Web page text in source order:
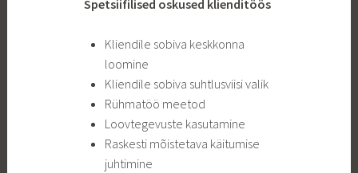
Spetsiifilised oskused klienditöös
Kliendile sobiva keskkonna
loomine
Kliendile sobiva suhtlusviisi valik
Rühmatöö meetod
Loovtegevuste kasutamine
Raskesti mõistetava käitumise
juhtimine